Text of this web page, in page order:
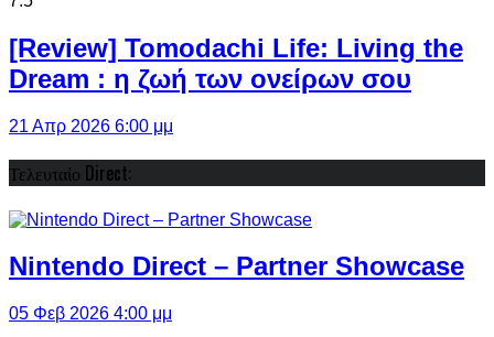
[Review] Tomodachi Life: Living the
Dream : η ζωή των ονείρων σου
21 Απρ 2026 6:00 μμ
Τελευταίο Direct:
Nintendo Direct – Partner Showcase
05 Φεβ 2026 4:00 μμ